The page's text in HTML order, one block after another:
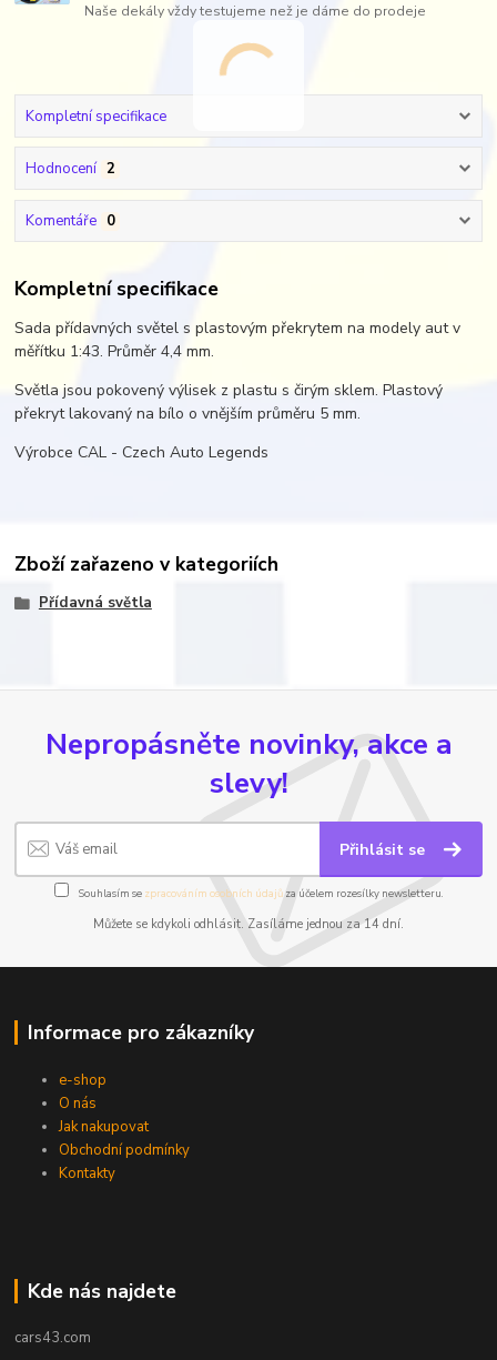
Naše dekály vždy testujeme než je dáme do prodeje
Kompletní specifikace
Hodnocení 2
Komentáře 0
Kompletní specifikace
Sada přídavných světel s plastovým překrytem na modely aut v
měřítku 1:43. Průměr 4,4 mm.
Světla jsou pokovený výlisek z plastu s čirým sklem. Plastový
překryt lakovaný na bílo o vnějším průměru 5 mm.
Výrobce CAL - Czech Auto Legends
Zboží zařazeno v kategoriích
Přídavná světla
Nepropásněte novinky, akce a
slevy!
Přihlásit se
Souhlasím se zpracováním osobních údajůza účelem rozesílky newsletteru.
Můžete se kdykoli odhlásit. Zasíláme jednou za 14 dní.
Informace pro zákazníky
e-shop
O nás
Jak nakupovat
Obchodní podmínky
Kontakty
Kde nás najdete
cars43.com